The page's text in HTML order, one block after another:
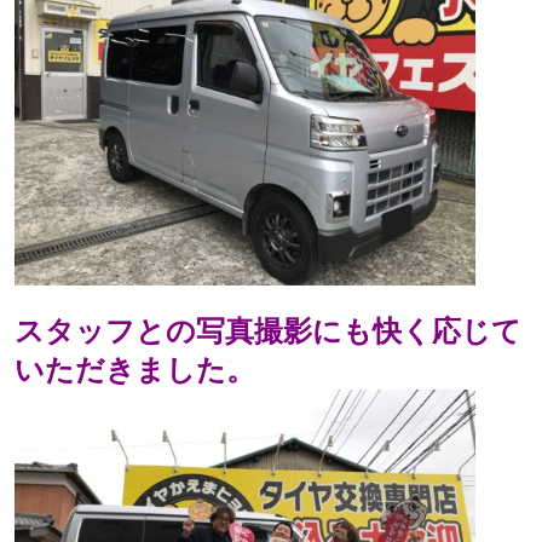
スタッフとの写真撮影にも快く応じて
いただきました。